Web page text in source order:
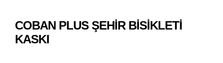
COBAN PLUS ŞEHİR BISIKLETI
KASKI